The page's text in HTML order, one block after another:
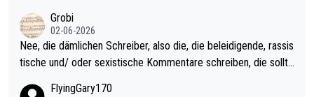
ohl wenig WDF Turniere spielen. Dies war bei Archie Self letzt
es Jahr der Fall. Er musste als amtierender Weltmeister durch
den Qualifier und ich glaube kaum, dass Mitchel sich das (in Ve
gas) antun würde, wenn er doch eigentlich die PDC-WM als Zi
el hat.
Grobi
02-06-2026
Nee, die dämlichen Schreiber, also die, die beleidigende, rassis
tische und/ oder sexistische Kommentare schreiben, die sollte
FlyingGary170